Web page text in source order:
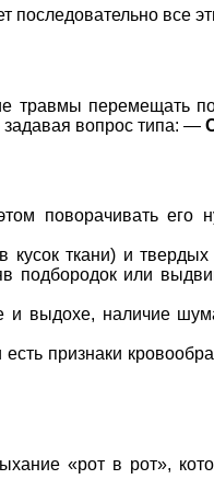
последовательно все
перемещать
задавая вопрос типа: —
поворачивать его
ткани) и
подбородок или
и выдохе, наличие
признаки
«рот в рот»,